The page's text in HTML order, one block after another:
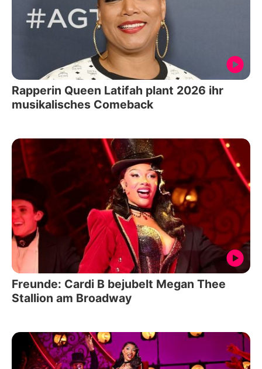
Rapperin Queen Latifah plant 2026 ihr
musikalisches Comeback
Freunde: Cardi B bejubelt Megan Thee
Stallion am Broadway